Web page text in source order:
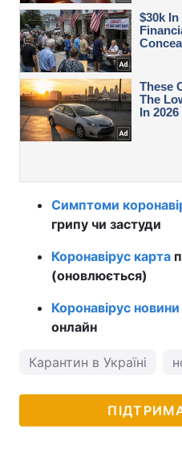
Симптоми
грипу чи застуди
Коронавірус карта
(оновлюється)
Коронавірус новини
онлайн
Карантин в Україні